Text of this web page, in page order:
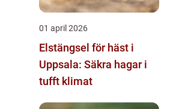
01 april 2026
Elstängsel för häst i
Uppsala: Säkra hagar i
tufft klimat